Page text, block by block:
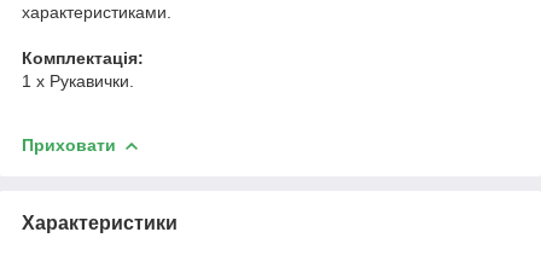
характеристиками.
Комплектація:
1 x Рукавички.
Приховати
Характеристики